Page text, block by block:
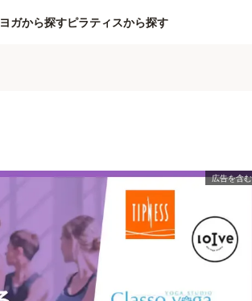
ヨガから探すピラティスから探す